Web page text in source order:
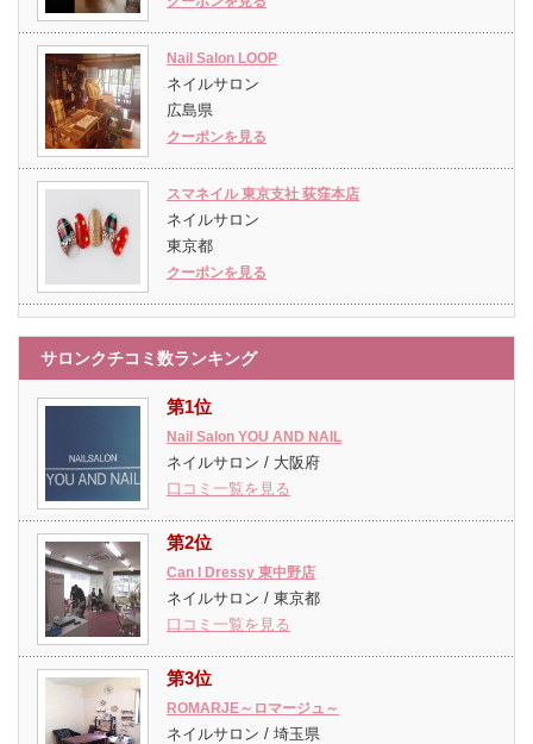
Nail Salon LOOP
ネイルサロン
広島県
クーポンを見る
スマネイル 東京支社 荻窪本店
ネイルサロン
東京都
クーポンを見る
サロンクチコミ数ランキング
第1位
Nail Salon YOU AND NAIL
ネイルサロン / 大阪府
口コミ一覧を見る
第2位
Can I Dressy 東中野店
ネイルサロン / 東京都
口コミ一覧を見る
第3位
ROMARJE～ロマージュ～
ネイルサロン / 埼玉県